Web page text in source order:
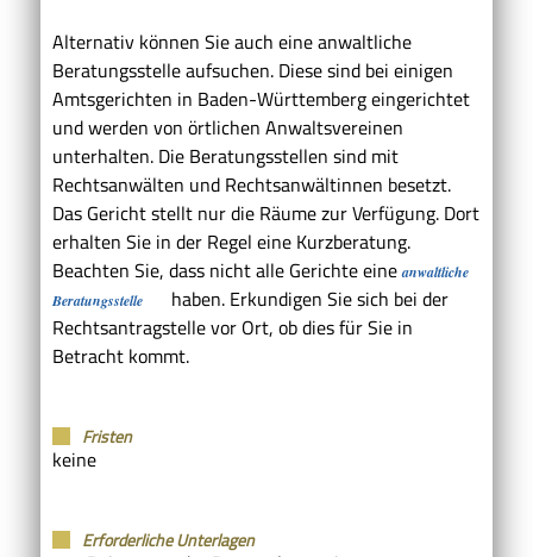
Alternativ können Sie auch eine anwaltliche
Beratungsstelle aufsuchen. Diese sind bei einigen
Amtsgerichten in Baden-Württemberg eingerichtet
und werden von örtlichen Anwaltsvereinen
unterhalten. Die Beratungsstellen sind mit
Rechtsanwälten und Rechtsanwältinnen besetzt.
Das Gericht stellt nur die Räume zur Verfügung. Dort
erhalten Sie in der Regel eine Kurzberatung.
Beachten Sie, dass nicht alle Gerichte eineanwaltliche
Beratungsstelle
haben. Erkundigen Sie sich bei der
Rechtsantragstelle vor Ort, ob dies für Sie in
Betracht kommt.
Fristen
keine
Erforderliche Unterlagen